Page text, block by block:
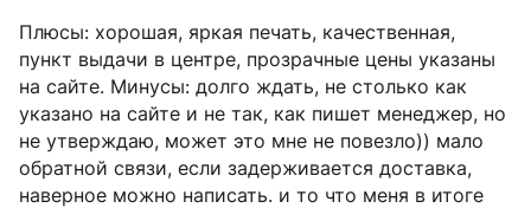
Плюсы: хорошая, яркая печать, качественная,
пункт выдачи в центре, прозрачные цены указаны
на сайте. Минусы: долго ждать, не столько как
указано на сайте и не так, как пишет менеджер, но
не утверждаю, может это мне не повезло)) мало
обратной связи, если задерживается доставка,
наверное можно написать. и то что меня в итоге